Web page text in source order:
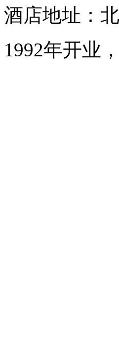
酒店地址：
1992年开业